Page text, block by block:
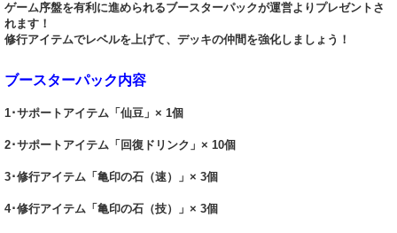
ゲーム序盤を有利に進められるブースターパックが運営よりプレゼントさ
れます！
修行アイテムでレベルを上げて、デッキの仲間を強化しましょう！
ブースターパック内容
1･サポートアイテム「仙豆」× 1個
2･サポートアイテム「回復ドリンク」× 10個
3･修行アイテム「亀印の石（速）」× 3個
4･修行アイテム「亀印の石（技）」× 3個